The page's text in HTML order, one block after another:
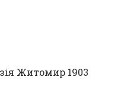
Житомир 1903